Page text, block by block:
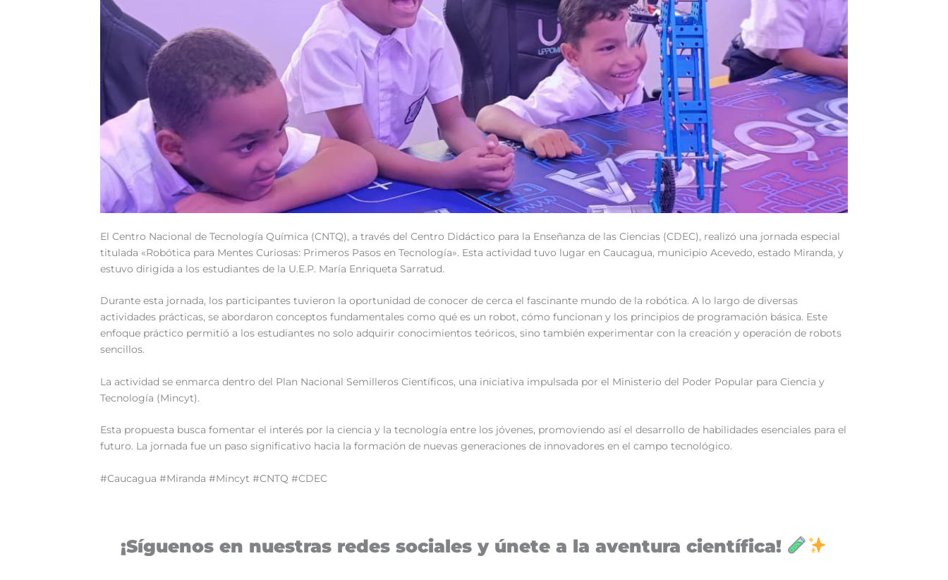
El Centro Nacional de Tecnología Química (CNTQ), a través del Centro Didáctico para la Enseñanza de las Ciencias (CDEC), realizó una jornada especial
titulada «Robótica para Mentes Curiosas: Primeros Pasos en Tecnología». Esta actividad tuvo lugar en Caucagua, municipio Acevedo, estado Miranda, y
estuvo dirigida a los estudiantes de la U.E.P. María Enriqueta Sarratud.
Durante esta jornada, los participantes tuvieron la oportunidad de conocer de cerca el fascinante mundo de la robótica. A lo largo de diversas
actividades prácticas, se abordaron conceptos fundamentales como qué es un robot, cómo funcionan y los principios de programación básica. Este
enfoque práctico permitió a los estudiantes no solo adquirir conocimientos teóricos, sino también experimentar con la creación y operación de robots
sencillos.
La actividad se enmarca dentro del Plan Nacional Semilleros Científicos, una iniciativa impulsada por el Ministerio del Poder Popular para Ciencia y
Tecnología (Mincyt).
Esta propuesta busca fomentar el interés por la ciencia y la tecnología entre los jóvenes, promoviendo así el desarrollo de habilidades esenciales para el
futuro. La jornada fue un paso significativo hacia la formación de nuevas generaciones de innovadores en el campo tecnológico.
#Caucagua #Miranda #Mincyt #CNTQ #CDEC
¡Síguenos en nuestras redes sociales y únete a la aventura científica!